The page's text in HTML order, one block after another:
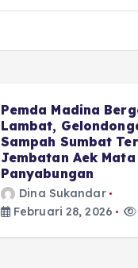
Pemda Madina
Lambat,
Sampah Sumbat
Jembatan Aek Mata
Panyabungan
Dina Sukandar
Februari 28, 2026